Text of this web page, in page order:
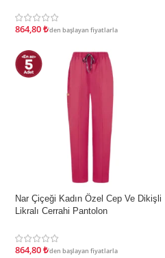
864,80₺'den başlayan fiyatlarla
İNDIRIM
Nar Çiçeği Kadın Özel Cep Ve Dikişli
Likralı Cerrahi Pantolon
864,80₺'den başlayan fiyatlarla